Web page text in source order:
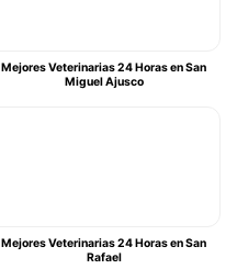
Mejores Veterinarias 24 Horas en San
Miguel Ajusco
Mejores Veterinarias 24 Horas en San
Rafael